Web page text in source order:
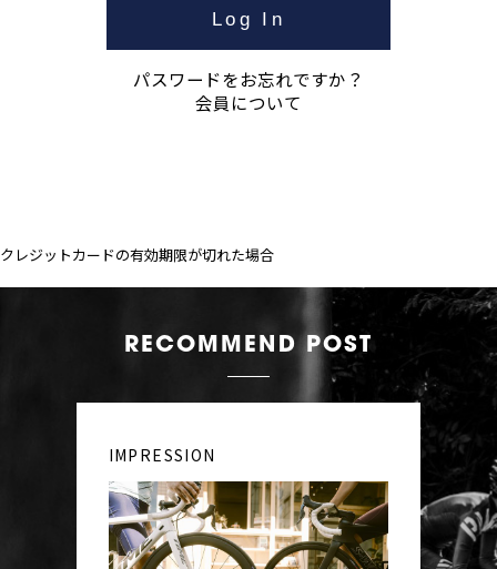
パスワードをお忘れですか？
会員について
クレジットカードの有効期限が切れた場合
RECOMMEND POST
IMPRESSION